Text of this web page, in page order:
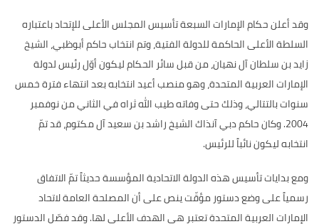
وقد أعلن حكام الإمارات السبعة تأسيس المجلس الأعلى للإتحاد باعتباره
السلطة الأعلى الحاكمة للدولة الفتية، وتم انتخاب حاكم أبوظبي، الشيخ
زايد بن سلطان آل نهيان، من قبل سائر الحكام ليكون أوّل رئيس لدولة
الإمارات العربية المتحدة، وهو منصب أعيد انتخابه بعد انتهاء فترة خمس
سنوات بالتتالي، وذلك حتى وفاته طيب الله ثراه في الثاني من نوفمبر
2004. وكان حاكم دبي آنذاك الشيخ راشد بن سعيد آل مكتوم، قد تمّ
انتخابه ليكون نائباً للرئيس.
ومع بدايات تأسيس هذه الدولة الاتحادية المؤسسة حديثاً تمّ الاتفاق
رسمياً على وضع دستور مؤقّت ينص على أن المصلحة العامة لاتحاد
الإمارات العربية المتحدة تعتبر هي الهدف الأعلى لها.وقد فصّل الدستور